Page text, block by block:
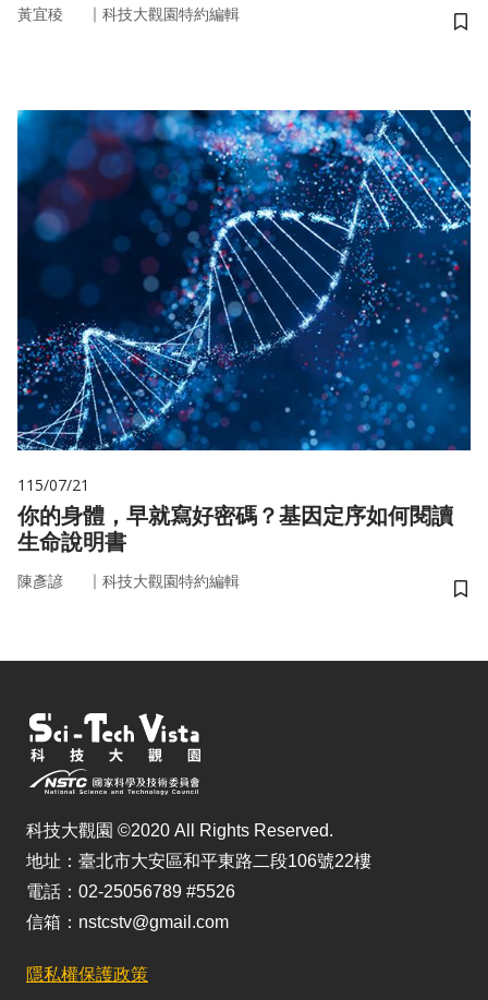
黃宜稜 ｜ 科技大觀園特約編輯
儲
115/07/21
你的身體，早就寫好密碼？基因定序如何閱讀
生命說明書
陳彥諺 ｜ 科技大觀園特約編輯
儲
科技大觀園 ©2020 All Rights Reserved.
地址：臺北市大安區和平東路二段106號22樓
電話：02-25056789 #5526
信箱：nstcstv@gmail.com
隱私權保護政策